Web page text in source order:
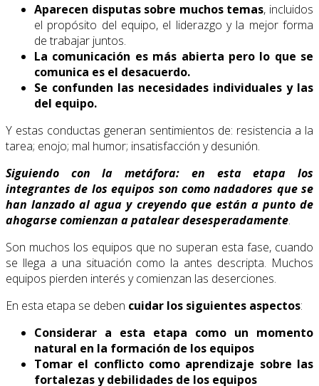
Aparecen disputas sobre muchos temas, incluidos
el propósito del equipo, el liderazgo y la mejor forma
de trabajar juntos.
La comunicación es más abierta pero lo que se
comunica es el desacuerdo.
Se confunden las necesidades individuales y las
del equipo.
Y estas conductas generan sentimientos de: resistencia a la
tarea; enojo; mal humor; insatisfacción y desunión.
Siguiendo con la metáfora: en esta etapa los
integrantes de los equipos son como nadadores que se
han lanzado al agua y creyendo que están a punto de
ahogarse comienzan a patalear desesperadamente.
Son muchos los equipos que no superan esta fase, cuando
se llega a una situación como la antes descripta. Muchos
equipos pierden interés y comienzan las deserciones.
En esta etapa se deben cuidar los siguientes aspectos:
Considerar a esta etapa como un momento
natural en la formación de los equipos
Tomar el conflicto como aprendizaje sobre las
fortalezas y debilidades de los equipos